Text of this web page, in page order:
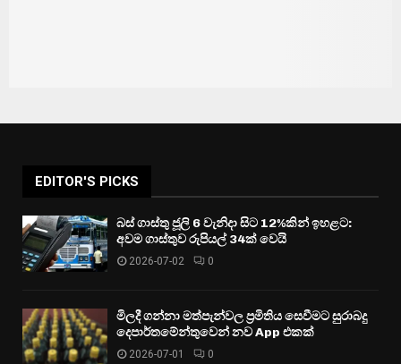
EDITOR'S PICKS
බස් ගාස්තු ජූලි 6 වැනිදා සිට 12%කින් ඉහළට:
අවම ගාස්තුව රුපියල් 34ක් වෙයි
2026-07-02 0
මිලදී ගන්නා මත්පැන්වල ප්‍රමිතිය සෙවීමට සුරාබදු
දෙපාර්තමේන්තුවෙන් නව App එකක්
2026-07-01 0